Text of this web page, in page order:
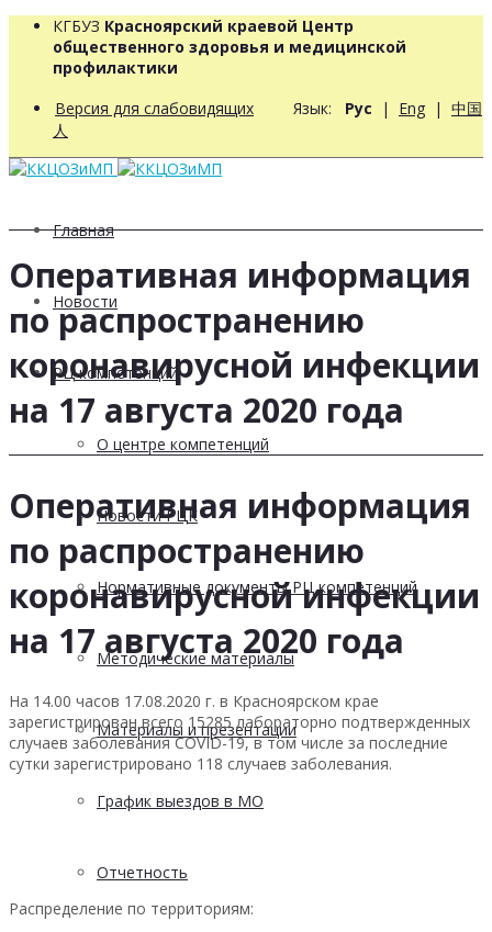
КГБУЗ Красноярский краевой Центр
общественного здоровья и медицинской
профилактики
Версия для слабовидящих Язык: Рус | Eng | 中国
人
Главная
Новости
РЦ компетенций
О центре компетенций
Новости РЦК
Нормативные документы РЦ компетенций
Методические материалы
Материалы и презентации
График выездов в МО
Отчетность
Оперативная информация
по распространению
коронавирусной инфекции
на 17 августа 2020 года
Оперативная информация
по распространению
коронавирусной инфекции
на 17 августа 2020 года
На 14.00 часов 17.08.2020 г. в Красноярском крае
зарегистрирован всего 15285 лабораторно подтвержденных
случаев заболевания COVID-19, в том числе за последние
сутки зарегистрировано 118 случаев заболевания.
Распределение по территориям: